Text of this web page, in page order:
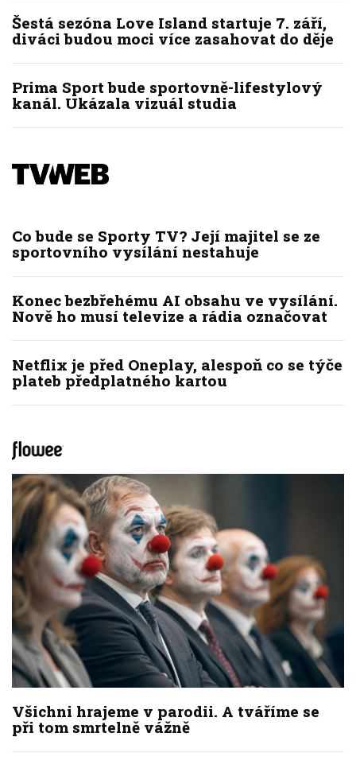
Šestá sezóna Love Island startuje 7. září,
diváci budou moci více zasahovat do děje
Prima Sport bude sportovně-lifestylový
kanál. Ukázala vizuál studia
Co bude se Sporty TV? Její majitel se ze
sportovního vysílání nestahuje
Konec bezbřehému AI obsahu ve vysílání.
Nově ho musí televize a rádia označovat
Netflix je před Oneplay, alespoň co se týče
plateb předplatného kartou
Všichni hrajeme v parodii. A tváříme se
při tom smrtelně vážně